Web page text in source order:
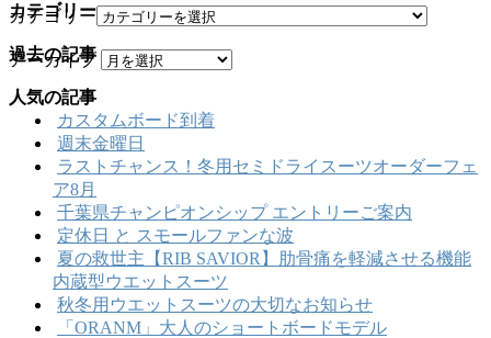
カテゴリー
カテゴリー
過去の記事
アーカイブ
人気の記事
カスタムボード到着
週末金曜日
ラストチャンス！冬用セミドライスーツオーダーフェ
ア8月
千葉県チャンピオンシップ エントリーご案内
定休日 と スモールファンな波
夏の救世主【RIB SAVIOR】肋骨痛を軽減させる機能
内蔵型ウエットスーツ
秋冬用ウエットスーツの大切なお知らせ
「ORANM」大人のショートボードモデル